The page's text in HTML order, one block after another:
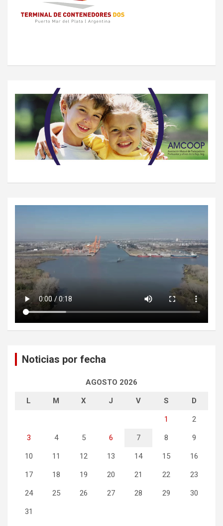
Noticias por fecha
AGOSTO 2026
L M X J V S D
1 2
3 4 5 6 7 8 9
10 11 12 13 14 15 16
17 18 19 20 21 22 23
24 25 26 27 28 29 30
31